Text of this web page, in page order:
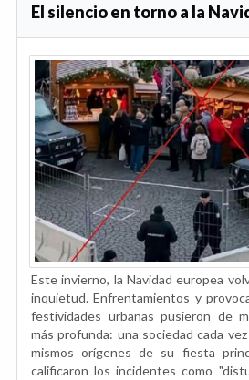
El silencio en torno a la
Este invierno, la Navidad europea
inquietud. Enfrentamientos y
festividades urbanas pusieron de
más profunda: una sociedad cada
mismos orígenes de su fiesta
calificaron los incidentes como